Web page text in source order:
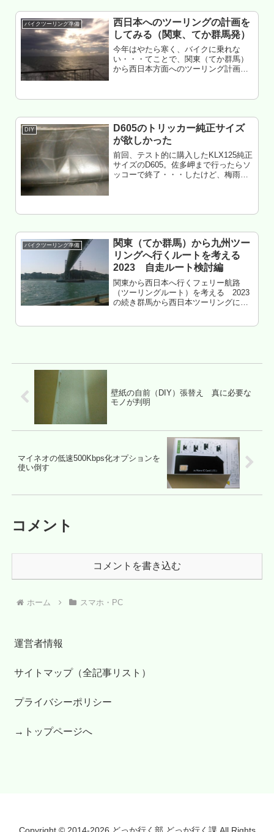
した...
バイクツーリング準備
西日本へのツーリングの計画を
してみる（関東、てか群馬発）
今年はやたら寒く、バイクに乗れな
い・・・てことで、関東（てか群馬）
から西日本方面へのツーリング計画を
般道路（日本海側経由） 一般道路＋フ
DIY
D605のトリッカー純正サイズ
が欲しかった
前回、テスト的に購入したKLX125純正
サイズのD605。佐多岬まで行ったらソ
ッコーで終了・・・したけど、梅雨時
だろうか？ 異なるサイ...
バイクツーリング準備
関東（てか群馬）から九州ツー
リングへ行くルートを考える
2023 自走ルート検討編
関東から西日本へ行くフェリー航路
（ツーリングルート）を考える 2023
の続き群馬から西日本ツーリングに行
壁紙の自前（DIY）張替え 真に必要な
モノが判明
マイネオの低速500Kbps化オプションを
使い倒す
コメント
コメントを書き込む
ホーム スマホ・PC
運営者情報
サイトマップ（全記事リスト）
プライバシーポリシー
→トップページへ